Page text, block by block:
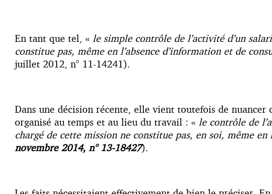
En tant que tel, « le simple contrôle de l’activité d’un
constitue pas, même en l’absence d’information et de
juillet 2012, n° 11-14241).
Dans une décision récente, elle vient toutefois de nuancer
organisé au temps et au lieu du travail : « le contrôle de
chargé de cette mission ne constitue pas, en soi, même
novembre 2014, n° 13-18427).